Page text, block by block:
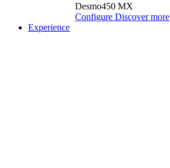
Desmo450 MX
Configure Discover more
Experience